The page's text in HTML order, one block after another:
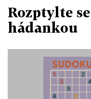
Rozptylte
hádankou